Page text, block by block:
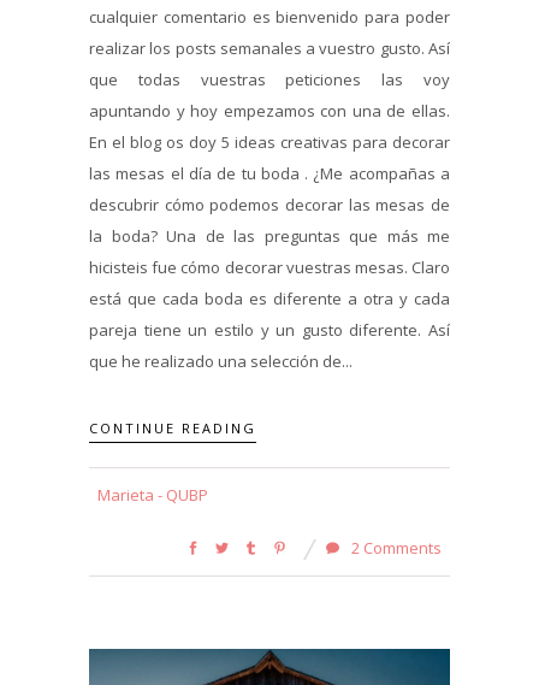
cualquier comentario es bienvenido para poder
realizar los posts semanales a vuestro gusto. Así
que todas vuestras peticiones las voy
apuntando y hoy empezamos con una de ellas.
En el blog os doy 5 ideas creativas para decorar
las mesas el día de tu boda . ¿Me acompañas a
descubrir cómo podemos decorar las mesas de
la boda? Una de las preguntas que más me
hicisteis fue cómo decorar vuestras mesas. Claro
está que cada boda es diferente a otra y cada
pareja tiene un estilo y un gusto diferente. Así
que he realizado una selección de...
CONTINUE READING
Marieta - QUBP
2 Comments